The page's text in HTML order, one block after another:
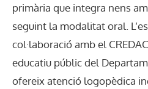
primària que integra nens
seguint la modalitat oral.
col·laboració amb el
educatiu públic del
ofereix atenció logopèdica